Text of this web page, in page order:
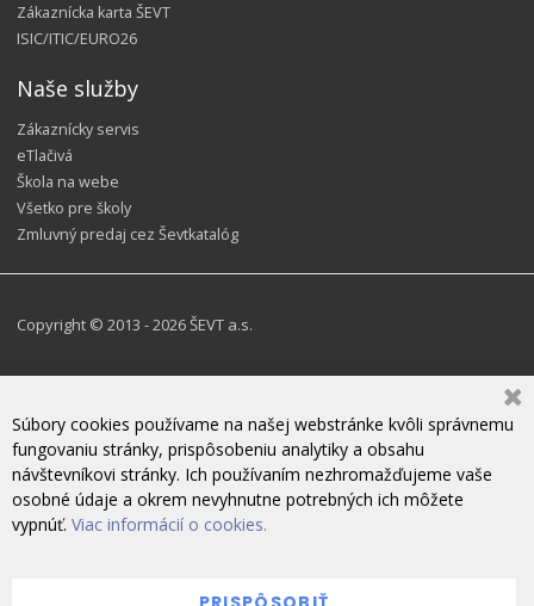
Zákaznícka karta ŠEVT
ISIC/ITIC/EURO26
Naše služby
Zákaznícky servis
eTlačivá
Škola na webe
Všetko pre školy
Zmluvný predaj cez Ševtkatalóg
Copyright © 2013 - 2026 ŠEVT a.s.
Súbory cookies používame na našej webstránke kvôli správnemu
fungovaniu stránky, prispôsobeniu analytiky a obsahu
návštevníkovi stránky. Ich používaním nezhromažďujeme vaše
osobné údaje a okrem nevyhnutne potrebných ich môžete
vypnúť. Viac informácií o cookies.